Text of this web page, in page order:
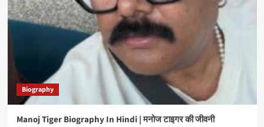
Biography
Manoj Tiger Biography In Hindi | मनोज टाइगर की जीवनी